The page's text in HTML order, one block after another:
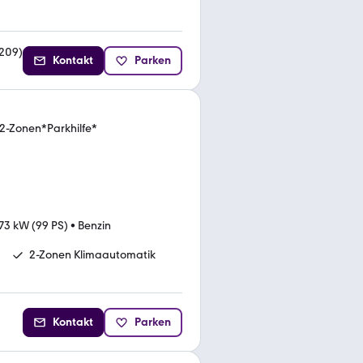
)
Kontakt Parken
Zonen*Parkhilfe*
kW (99 PS) • Benzin
2-Zonen Klimaautomatik
Kontakt Parken